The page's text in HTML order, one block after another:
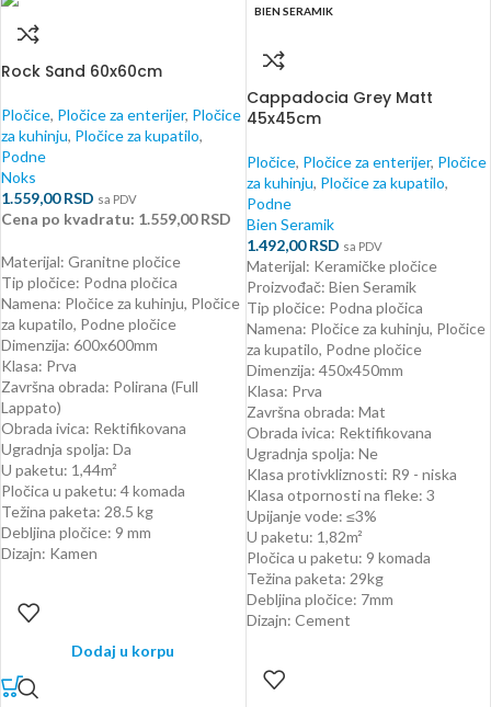
Rock Sand 60x60cm
Pločice, Pločice za enterijer, Pločice
za kuhinju, Pločice za kupatilo,
Podne
Noks
1.559,00RSD sa PDV
Cena po kvadratu: 1.559,00 RSD
Materijal: Granitne pločice
Tip pločice: Podna pločica
Namena: Pločice za kuhinju, Pločice
za kupatilo, Podne pločice
Dimenzija: 600x600mm
Klasa: Prva
Završna obrada: Polirana (Full
Lappato)
Obrada ivica: Rektifikovana
Ugradnja spolja: Da
U paketu: 1,44m²
Pločica u paketu: 4 komada
Težina paketa: 28.5 kg
Debljina pločice: 9 mm
Dizajn: Kamen
Dodaj u korpu
BIEN SERAMIK
Cappadocia Grey Matt
45x45cm
Pločice, Pločice za enterijer, Pločice
za kuhinju, Pločice za kupatilo,
Podne
Bien Seramik
1.492,00RSD sa PDV
Materijal: Keramičke pločice
Proizvođač: Bien Seramik
Tip pločice: Podna pločica
Namena: Pločice za kuhinju, Pločice
za kupatilo, Podne pločice
Dimenzija: 450x450mm
Klasa: Prva
Završna obrada: Mat
Obrada ivica: Rektifikovana
Ugradnja spolja: Ne
Klasa protivkliznosti: R9 - niska
Klasa otpornosti na fleke: 3
Upijanje vode: ≤3%
U paketu: 1,82m²
Pločica u paketu: 9 komada
Težina paketa: 29kg
Debljina pločice: 7mm
Dizajn: Cement